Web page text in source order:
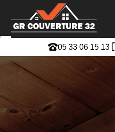
05 33 06 15 13